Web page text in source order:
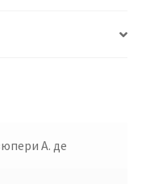
А. де